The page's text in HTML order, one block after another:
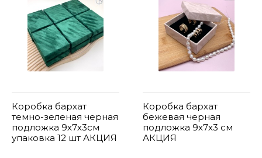
Коробка бархат
темно-зеленая черная
подложка 9х7х3см
упаковка 12 шт АКЦИЯ
Коробка бархат
бежевая черная
подложка 9х7х3 см
АКЦИЯ